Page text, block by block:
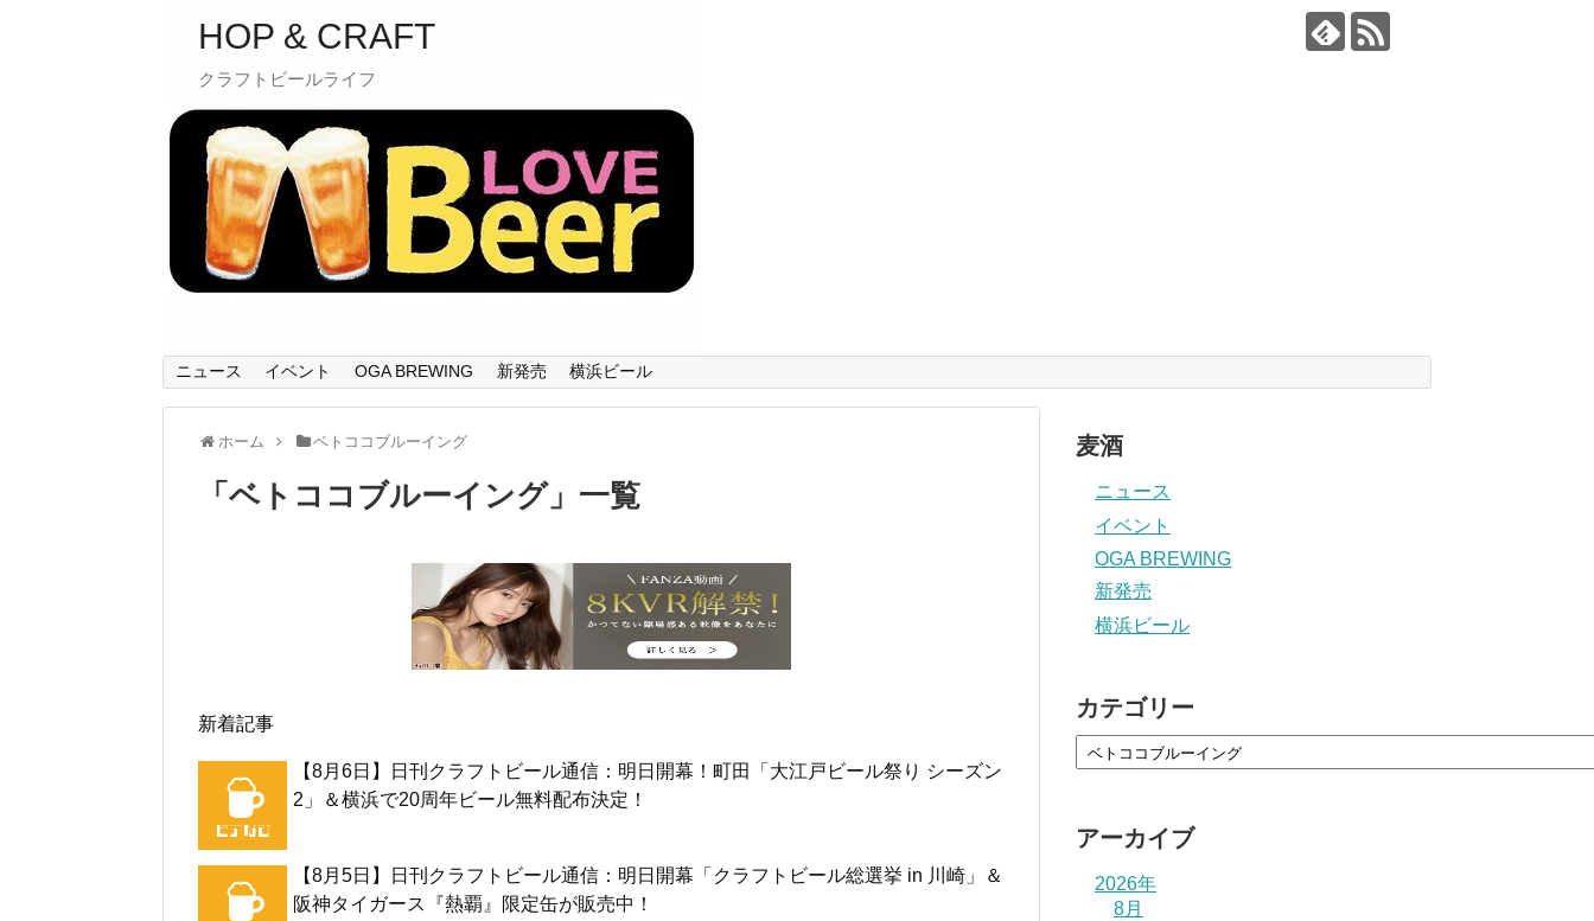
HOP & CRAFT
クラフトビールライフ
ニュース イベント OGA BREWING 新発売 横浜ビール
ホーム ベトココブルーイング
「 ベトココブルーイング」 一覧
新着記事
【8月6日】日刊クラフトビール通信：明日開幕！町田「大江戸ビール祭り シーズン
2」＆横浜で20周年ビール無料配布決定！
【8月5日】日刊クラフトビール通信：明日開幕「クラフトビール総選挙 in 川崎」＆
阪神タイガース『熱覇』限定缶が販売中！
麦酒
ニュース
イベント
OGA BREWING
新発売
横浜ビール
カテゴリー
アーカイブ
2026年
8月